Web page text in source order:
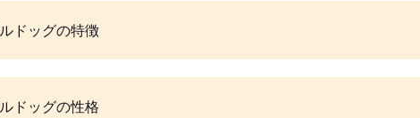
ドッグの特徴
ドッグの性格